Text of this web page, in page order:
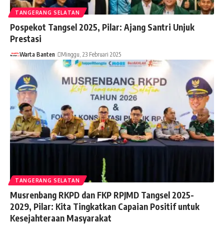
TANGERANG SELATAN
Pospekot Tangsel 2025, Pilar: Ajang Santri Unjuk
Prestasi
Warta Banten Minggu, 23 Februari 2025
TANGERANG SELATAN
Musrenbang RKPD dan FKP RPJMD Tangsel 2025-
2029, Pilar: Kita Tingkatkan Capaian Positif untuk
Kesejahteraan Masyarakat